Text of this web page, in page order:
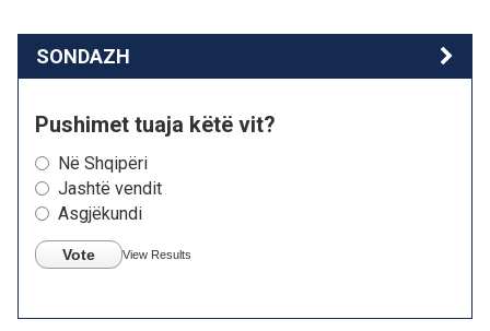
SONDAZH
Pushimet tuaja këtë vit?
Në Shqipëri
Jashtë vendit
Asgjëkundi
Vote View Results